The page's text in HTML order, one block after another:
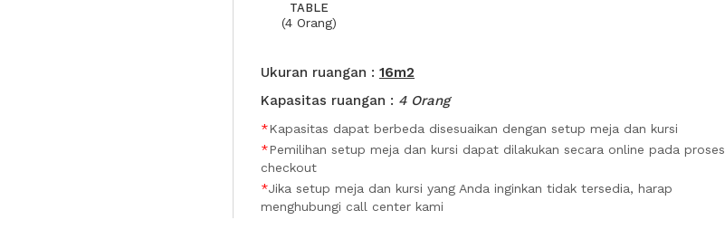
TABLE
(4 Orang)
Ukuran ruangan : 16m2
Kapasitas ruangan : 4 Orang
*Kapasitas dapat berbeda disesuaikan dengan setup meja dan kursi
*Pemilihan setup meja dan kursi dapat dilakukan secara online pada proses
checkout
*Jika setup meja dan kursi yang Anda inginkan tidak tersedia, harap
menghubungi call center kami